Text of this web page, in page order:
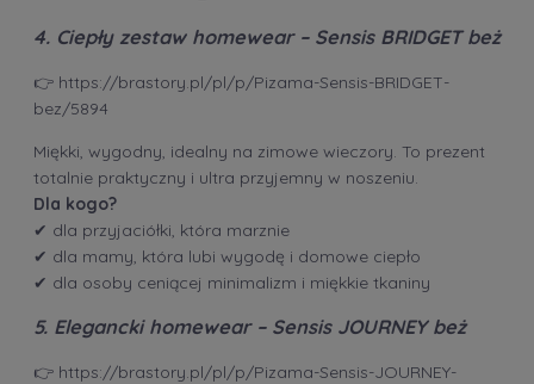
4. Ciepły zestaw homewear – Sensis BRIDGET beż
👉 https://brastory.pl/pl/p/Pizama-Sensis-BRIDGET-
bez/5894
Miękki, wygodny, idealny na zimowe wieczory. To prezent
totalnie praktyczny i ultra przyjemny w noszeniu.
Dla kogo?
✔ dla przyjaciółki, która marznie
✔ dla mamy, która lubi wygodę i domowe ciepło
✔ dla osoby ceniącej minimalizm i miękkie tkaniny
5. Elegancki homewear – Sensis JOURNEY beż
👉 https://brastory.pl/pl/p/Pizama-Sensis-JOURNEY-